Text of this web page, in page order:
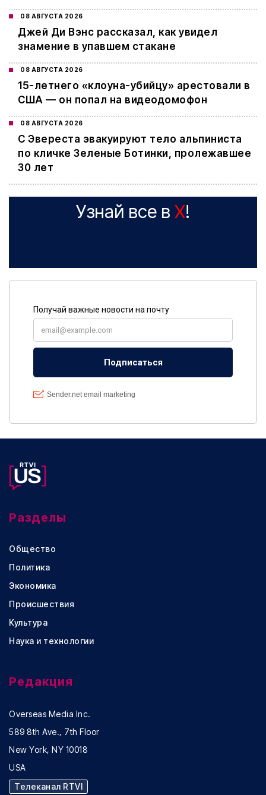
08 АВГУСТА 2026
Джей Ди Вэнс рассказал, как увидел
знамение в упавшем стакане
08 АВГУСТА 2026
15-летнего «клоуна-убийцу» арестовали в
США — он попал на видеодомофон
08 АВГУСТА 2026
С Эвереста эвакуируют тело альпиниста
по кличке Зеленые Ботинки, пролежавшее
30 лет
Узнай все в X!
Разделы
Общество
Политика
Экономика
Происшествия
Культура
Наука и технологии
Редакция
Overseas Media Inc.
589 8th Ave., 7th Floor
New York, NY 10018
USA
Телеканал RTVI